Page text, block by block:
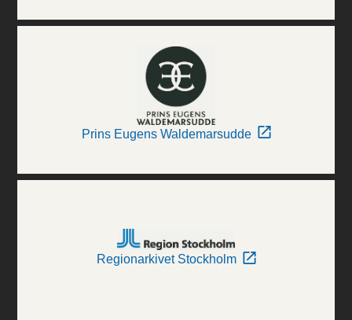
Prins Eugens Waldemarsudde
Regionarkivet Stockholm